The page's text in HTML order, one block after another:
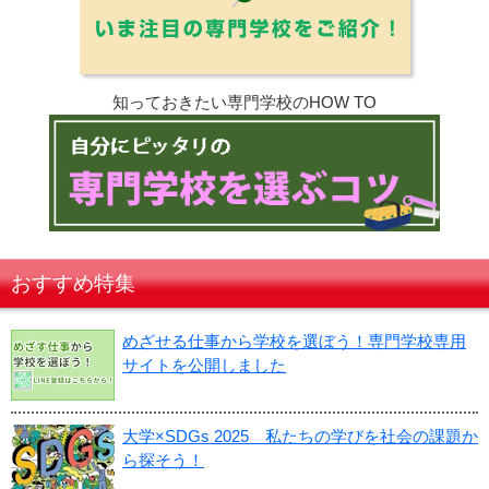
知っておきたい専門学校のHOW TO
おすすめ特集
めざせる仕事から学校を選ぼう！専門学校専用
サイトを公開しました
大学×SDGs 2025 私たちの学びを社会の課題か
ら探そう！